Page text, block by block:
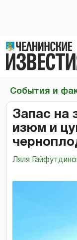
События и
Запас на
изюм и
Ляля